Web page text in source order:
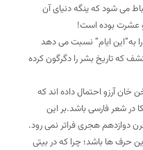
می شود که ینگه دنیای آن
عشرت بوده است!
به”این ایام” نسبت می دهد
که تاریخ بشر را دگرگون کرده
خان آرزو احتمال داده اند که
در شعر فارسی باشد.بر این
دوازدهم هجری فراتر نمی رود.
حرف ها باشد؛ چرا که در بیتی